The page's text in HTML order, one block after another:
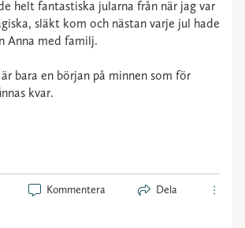
helt fantastiska jularna från när jag var
släkt kom och nästan varje jul hade
Anna med familj.
bara en början på minnen som för
kvar.
Kommentera Dela